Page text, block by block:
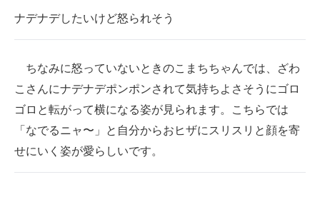
ナデナデしたいけど怒られそう
ちなみに怒っていないときのこまちちゃんでは、ざわ
こさんにナデナデポンポンされて気持ちよさそうにゴロ
ゴロと転がって横になる姿が見られます。こちらでは
「なでるニャ〜」と自分からおヒザにスリスリと顔を寄
せにいく姿が愛らしいです。